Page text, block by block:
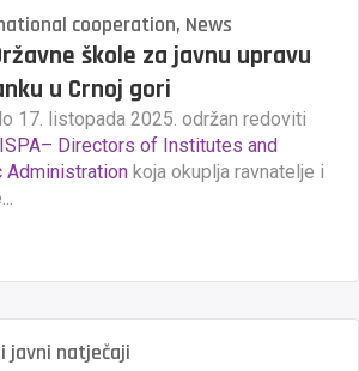
cooperation, News
škole za javnu upravu
u Crnoj gori
17. listopada 2025. održan redoviti
Directors of Institutes and
Administration koja okuplja ravnatelje i
javni natječaji